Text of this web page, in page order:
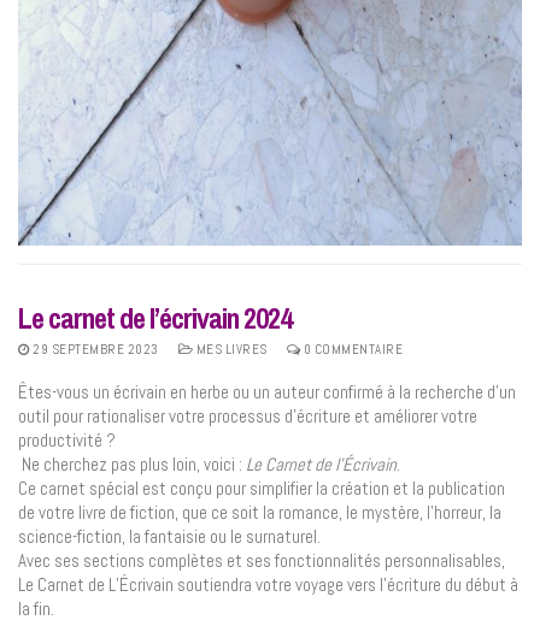
Le carnet de l’écrivain 2024
29 SEPTEMBRE 2023 MES LIVRES 0 COMMENTAIRE
Êtes-vous un écrivain en herbe ou un auteur confirmé à la recherche d’un
outil pour rationaliser votre processus d’écriture et améliorer votre
productivité ?
Ne cherchez pas plus loin, voici : Le Carnet de l’Écrivain.
Ce carnet spécial est conçu pour simplifier la création et la publication
de votre livre de fiction, que ce soit la romance, le mystère, l’horreur, la
science-fiction, la fantaisie ou le surnaturel.
Avec ses sections complètes et ses fonctionnalités personnalisables,
Le Carnet de L’Écrivain soutiendra votre voyage vers l’écriture du début à
la fin.